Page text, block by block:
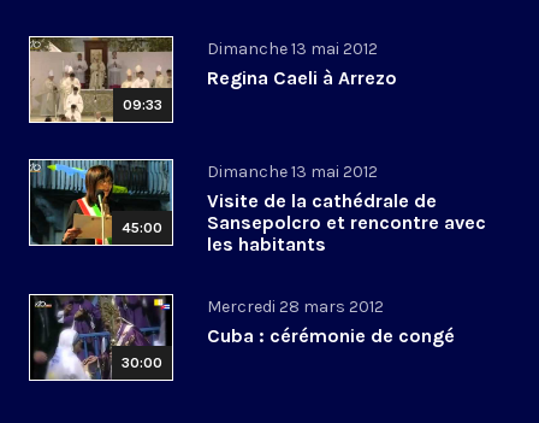
09:33
Dimanche 13 mai 2012
Regina Caeli à Arrezo
45:00
Dimanche 13 mai 2012
Visite de la cathédrale de
Sansepolcro et rencontre avec
les habitants
30:00
Mercredi 28 mars 2012
Cuba : cérémonie de congé